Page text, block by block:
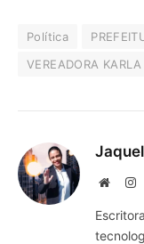
Política
VEREADORA
Website